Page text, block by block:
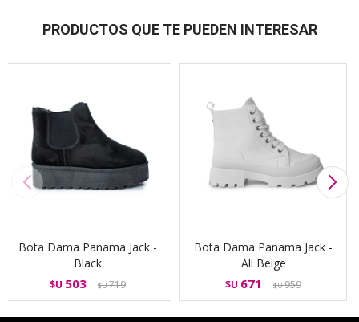
PRODUCTOS QUE TE PUEDEN INTERESAR
Bota Dama Panama Jack -
Black
$U 503 $U719
Bota Dama Panama Jack -
All Beige
$U 671 $U959